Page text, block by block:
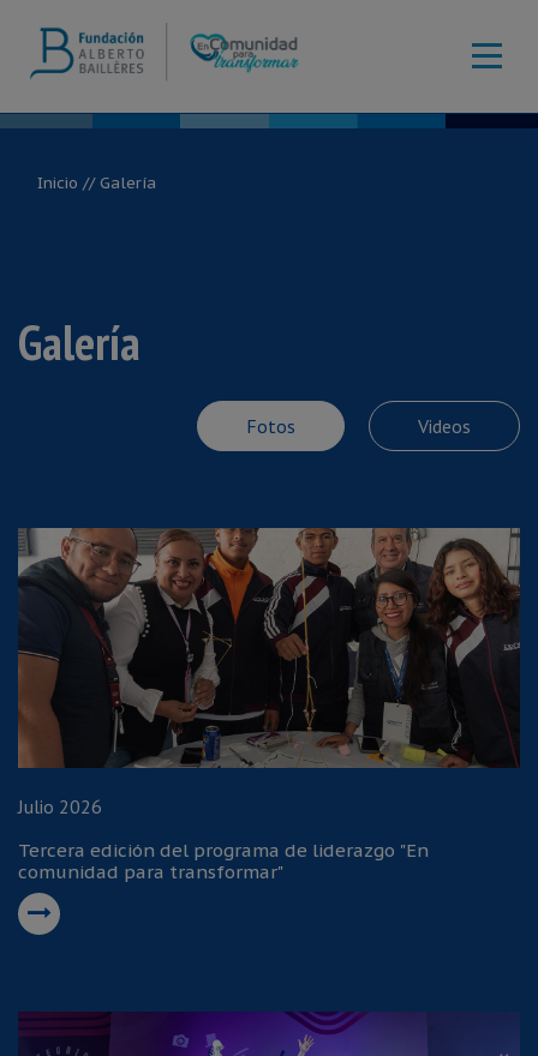
Inicio // Galería
Galería
Fotos Videos
Julio 2026
Tercera edición del programa de liderazgo "En
comunidad para transformar"